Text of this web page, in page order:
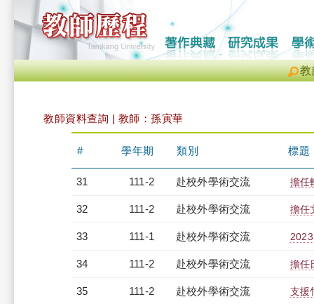
教
教師資料查詢 | 教師：孫寅華
# 學年期 類別 標題
31 111-2 赴校外學術交流 擔任
32 111-2 赴校外學術交流 擔任
33 111-1 赴校外學術交流
34 111-2 赴校外學術交流 擔任
35 111-2 赴校外學術交流 支援